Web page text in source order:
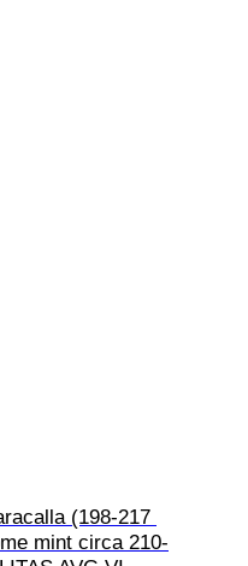
(198-217
mint circa 210-